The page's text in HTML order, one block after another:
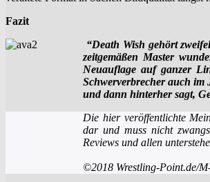
Fazit
“Death Wish gehört
zeitgemäßen Master
Neuauflage auf ganzer
Schwerverbrecher auch im
und dann hinterher sagt,
Die hier veröffentlichte
dar und muss nicht
Reviews und allen
©2018 Wrestling-Point.de/